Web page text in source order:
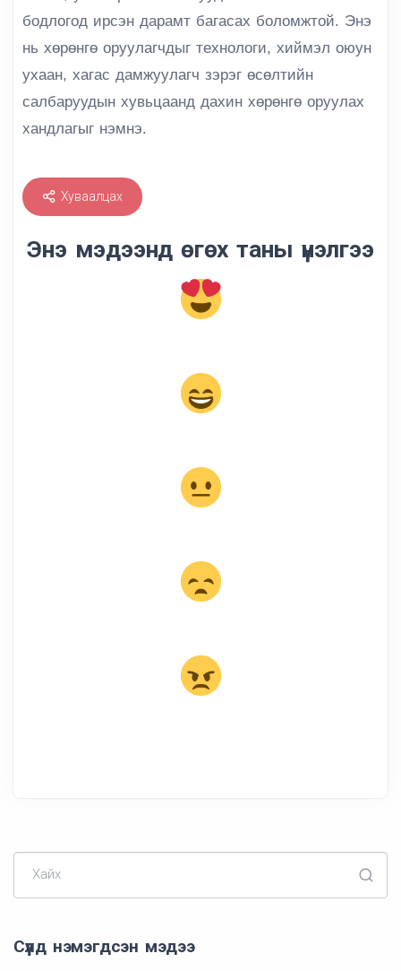
бодлогод ирсэн дарамт багасах боломжтой. Энэ
нь хөрөнгө оруулагчдыг технологи, хиймэл оюун
ухаан, хагас дамжуулагч зэрэг өсөлтийн
салбаруудын хувьцаанд дахин хөрөнгө оруулах
хандлагыг нэмнэ.
Хуваалцах
Энэ мэдээнд өгөх таны үнэлгээ
Хайх
Сүүлд нэмэгдсэн мэдээ